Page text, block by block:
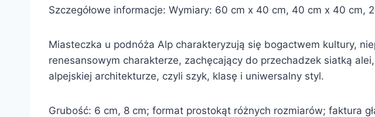
Szczegółowe informacje: Wymiary: 60 cm x 40 cm, 40 cm x 40 cm,
Miasteczka u podnóża Alp charakteryzują się bogactwem kultury,
renesansowym charakterze, zachęcający do przechadzek siatką
alpejskiej architekturze, czyli szyk, klasę i uniwersalny styl.
Grubość: 6 cm, 8 cm; format prostokąt różnych rozmiarów; faktura